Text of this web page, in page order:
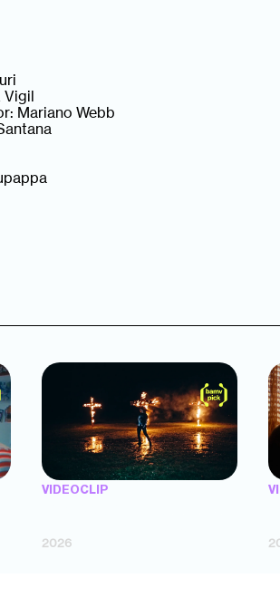
Vigil
Mariano Webb
VIDEOCLIP
2026